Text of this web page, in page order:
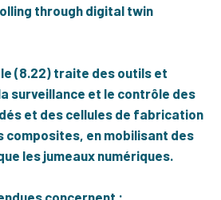
through digital twin
(8.22) traite des outils et
surveillance et le contrôle des
et des cellules de fabrication
composites, en mobilisant des
les jumeaux numériques.